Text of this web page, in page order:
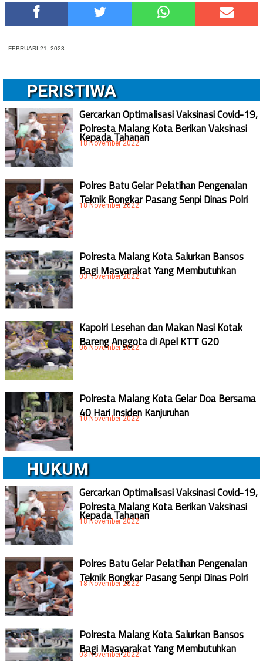
- FEBRUARI 21, 2023
PERISTIWA
Gercarkan Optimalisasi Vaksinasi Covid-19,
Polresta Malang Kota Berikan Vaksinasi
Kepada Tahanan
18 November 2022
Polres Batu Gelar Pelatihan Pengenalan
Teknik Bongkar Pasang Senpi Dinas Polri
18 November 2022
Polresta Malang Kota Salurkan Bansos
Bagi Masyarakat Yang Membutuhkan
03 November 2022
Kapolri Lesehan dan Makan Nasi Kotak
Bareng Anggota di Apel KTT G20
06 November 2022
Polresta Malang Kota Gelar Doa Bersama
40 Hari Insiden Kanjuruhan
10 November 2022
HUKUM
Gercarkan Optimalisasi Vaksinasi Covid-19,
Polresta Malang Kota Berikan Vaksinasi
Kepada Tahanan
18 November 2022
Polres Batu Gelar Pelatihan Pengenalan
Teknik Bongkar Pasang Senpi Dinas Polri
18 November 2022
Polresta Malang Kota Salurkan Bansos
Bagi Masyarakat Yang Membutuhkan
03 November 2022